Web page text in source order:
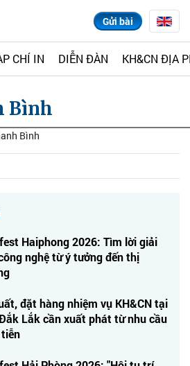
Gửi bài
CHÍ IN DIỄN ĐÀN KH&CN ĐỊA
Bình
Bình
Haiphong 2026: Tìm lời giải
nghệ từ ý tưởng đến thị
đặt hàng nhiệm vụ KH&CN tại
Lắk cần xuất phát từ nhu cầu